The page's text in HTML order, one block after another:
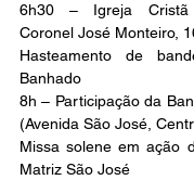
6h30 – Igreja Cristã
Coronel José Monteiro,
Hasteamento de
Banhado
8h – Participação da
(Avenida São José,
Missa solene em ação
Matriz São José